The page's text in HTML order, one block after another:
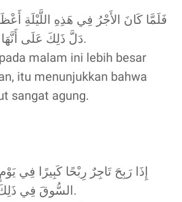
فَلَمَّا كَانَ الأَجْرُ فِي هَذِهِ اللَّيْلَةِ
دَلَّ ذَلِكَ عَلَى أَنَّهَا لَيْلَةٌ عَظِيمَةٌ جِدًّا.
malam ini lebih besar
itu menunjukkan bahwa
sangat agung.
إِذَا رَبِحَ تَاجِرٌ رِبْحًا كَبِيرًا فِي
السُّوقَ فِي ذَلِكَ الْيَوْمِ كَانَ مُهِمًّا.